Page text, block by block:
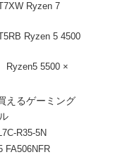
Ryzen 7
Ryzen 5 4500
Ryzen5 5500 ×
えるゲーミング
R35-5N
FA506NFR